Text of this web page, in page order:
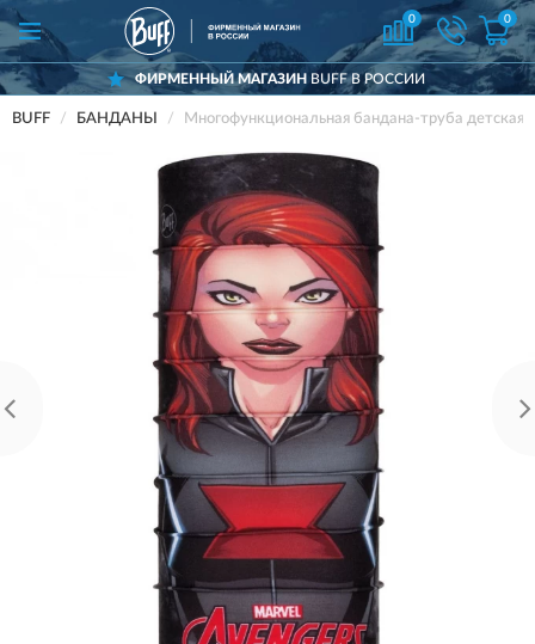
0 0
ФИРМЕННЫЙ МАГАЗИН BUFF В РОССИИ
BUFF БАНДАНЫ Многофункциональная бандана-труба детская